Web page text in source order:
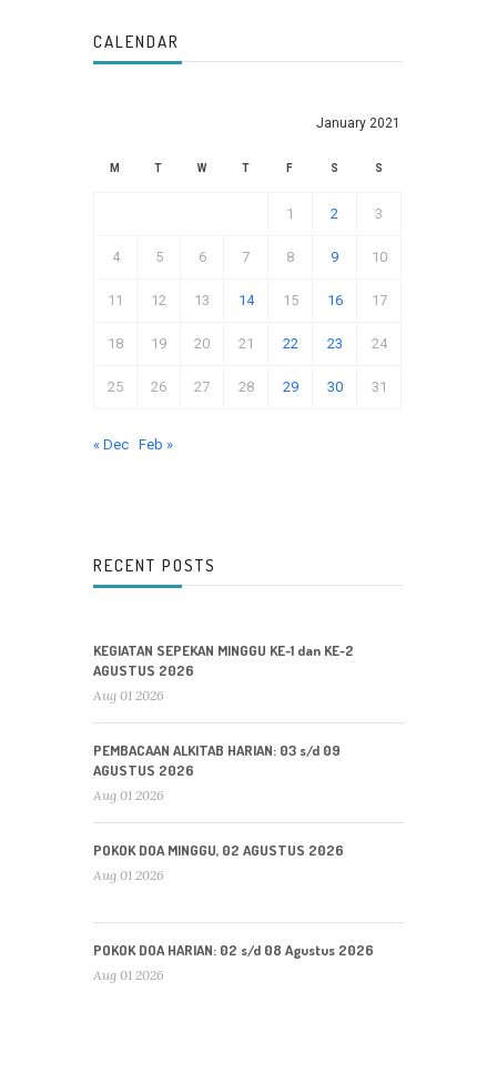
CALENDAR
January 2021
M T W T F S S
1 2 3
4 5 6 7 8 9 10
11 12 13 14 15 16 17
18 19 20 21 22 23 24
25 26 27 28 29 30 31
« Dec Feb »
RECENT POSTS
KEGIATAN SEPEKAN MINGGU KE-1 dan KE-2
AGUSTUS 2026
Aug 01 2026
PEMBACAAN ALKITAB HARIAN: 03 s/d 09
AGUSTUS 2026
Aug 01 2026
POKOK DOA MINGGU, 02 AGUSTUS 2026
Aug 01 2026
POKOK DOA HARIAN: 02 s/d 08 Agustus 2026
Aug 01 2026